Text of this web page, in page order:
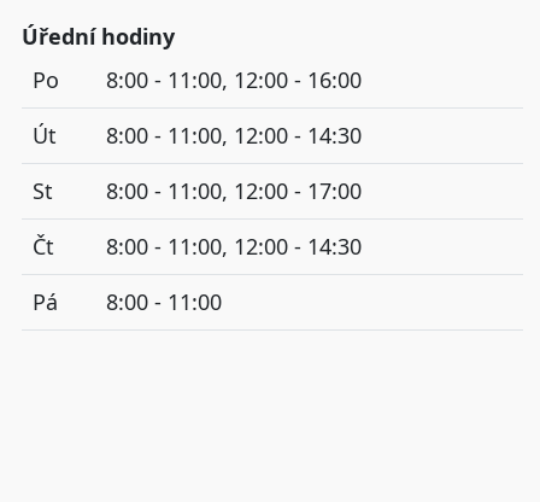
Úřední hodiny
Po
8:00 - 11:00, 12:00 - 16:00
Út
8:00 - 11:00, 12:00 - 14:30
St
8:00 - 11:00, 12:00 - 17:00
Čt
8:00 - 11:00, 12:00 - 14:30
Pá
8:00 - 11:00